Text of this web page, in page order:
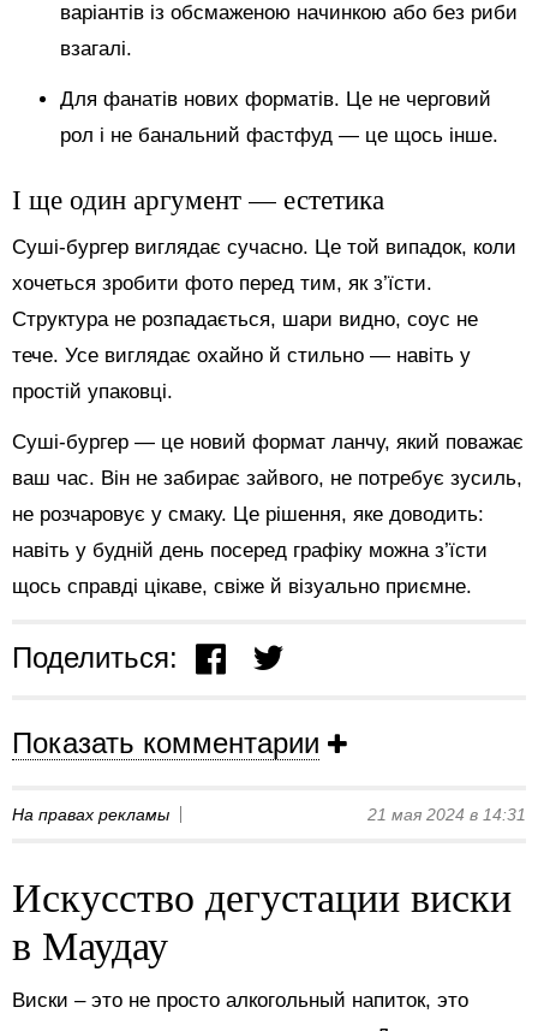
варіантів із обсмаженою начинкою або без риби
взагалі.
Для фанатів нових форматів. Це не черговий
рол і не банальний фастфуд — це щось інше.
І ще один аргумент — естетика
Суші-бургер виглядає сучасно. Це той випадок, коли
хочеться зробити фото перед тим, як з’їсти.
Структура не розпадається, шари видно, соус не
тече. Усе виглядає охайно й стильно — навіть у
простій упаковці.
Суші-бургер — це новий формат ланчу, який поважає
ваш час. Він не забирає зайвого, не потребує зусиль,
не розчаровує у смаку. Це рішення, яке доводить:
навіть у будній день посеред графіку можна з’їсти
щось справді цікаве, свіже й візуально приємне.
Поделиться:
Показать комментарии
На правах рекламы 21 мая 2024 в 14:31
Искусство дегустации виски
в Маудау
Виски – это не просто алкогольный напиток, это